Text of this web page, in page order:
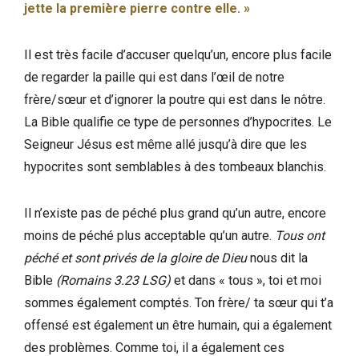
jette la première pierre contre elle. »
Il est très facile d’accuser quelqu’un, encore plus facile
de regarder la paille qui est dans l’œil de notre
frère/sœur et d’ignorer la poutre qui est dans le nôtre.
La Bible qualifie ce type de personnes d’hypocrites. Le
Seigneur Jésus est même allé jusqu’à dire que les
hypocrites sont semblables à des tombeaux blanchis.
Il n’existe pas de péché plus grand qu’un autre, encore
moins de péché plus acceptable qu’un autre. Tous ont
péché et sont privés de la gloire de Dieunous dit la
Bible (Romains 3.23 LSG) et dans « tous », toi et moi
sommes également comptés. Ton frère/ ta sœur qui t’a
offensé est également un être humain, qui a également
des problèmes. Comme toi, il a également ces